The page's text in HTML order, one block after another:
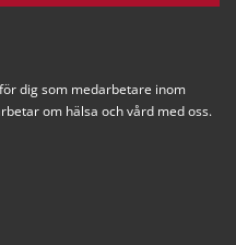
dig som medarbetare inom
om hälsa och vård med oss.